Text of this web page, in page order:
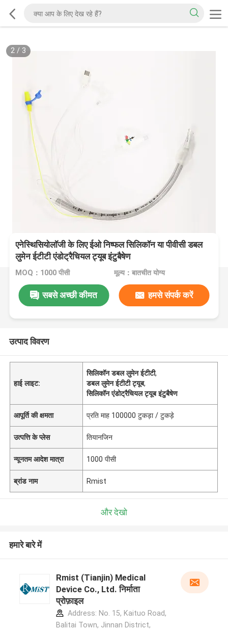
2/ 3
एनेस्थिसियोलॉजी के लिए ईओ निष्फल सिलिकॉन या पीवीसी डबल
लुमेन ईटीटी एंडोट्रैचियल ट्यूब इंटुबैषेण
MOQ：1000 पीसी मूल्य：बातचीत योग्य
सबसे अच्छी कीमत हमसे संपर्क करें
उत्पाद विवरण
हाई लाइट:
सिलिकॉन डबल लुमेन ईटीटी,
डबल लुमेन ईटीटी ट्यूब,
सिलिकॉन एंडोट्रैचियल ट्यूब इंटुबैषेण
आपूर्ति की क्षमता प्रति माह 100000 टुकड़ा / टुकड़े
उत्पत्ति के प्लेस तियानजिन
न्यूनतम आदेश मात्रा 1000 पीसी
ब्रांड नाम Rmist
और देखो
हमारे बारे में
Rmist (Tianjin) Medical
Device Co., Ltd. निर्माता
प्रोफ़ाइल
Address: No. 15, Kaituo Road,
Balitai Town, Jinnan District,